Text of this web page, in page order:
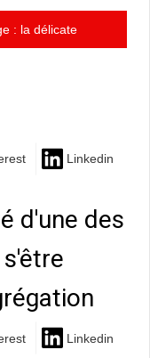
: la délicate
Linkedin
d'une des
Linkedin